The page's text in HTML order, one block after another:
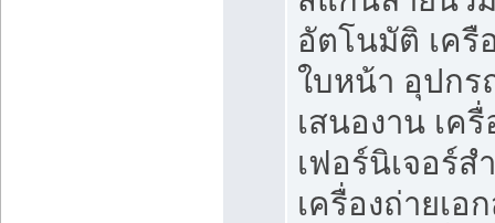
อัตโนมัติ เครื
ใบหน้า อุปก
เสนองาน เค
เฟอร์นิเจอร์ส
เครื่องถ่ายเอ